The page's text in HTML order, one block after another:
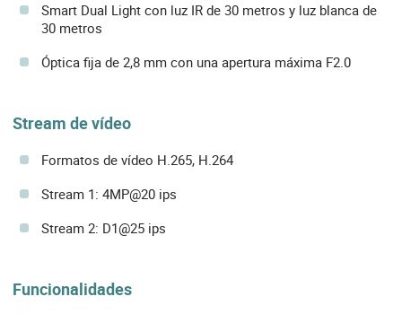
Smart Dual Light con luz IR de 30 metros y luz blanca de
30 metros
Óptica fija de 2,8 mm con una apertura máxima F2.0
Stream de vídeo
Formatos de vídeo H.265, H.264
Stream 1: 4MP@20 ips
Stream 2: D1@25 ips
Funcionalidades